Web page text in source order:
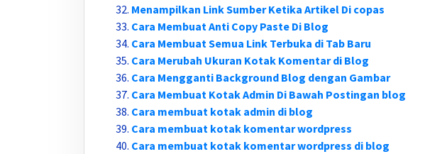
Menampilkan Link Sumber Ketika Artikel Di copas
Cara Membuat Anti Copy Paste Di Blog
Cara Membuat Semua Link Terbuka di Tab Baru
Cara Merubah Ukuran Kotak Komentar di Blog
Cara Mengganti Background Blog dengan Gambar
Cara Membuat Kotak Admin Di Bawah Postingan blog
Cara membuat kotak admin di blog
Cara membuat kotak komentar wordpress
Cara membuat kotak komentar wordpress di blog